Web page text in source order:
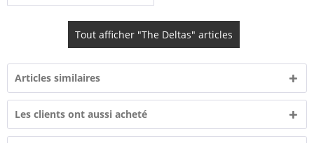
Tout afficher "The Deltas" articles
Articles similaires
Les clients ont aussi acheté